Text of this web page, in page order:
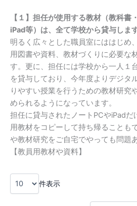
【１】担任が使用する教材（教科書
iPad等）は、全て学校から貸与します
明るく広々とした職員室にははじめ
用図書や資料、教材づくりに必要な
す。更に、担任には学校から一人１
を貸与しており、今年度よりデジタ
りやすい授業を行うための教材研究
められるようになっています。
担任に貸与されたノートPCやiPadだ
用教材をコピーして持ち帰ることも
や教材研究をご自宅でやっても問題
【教員用教材や資料】
件表示